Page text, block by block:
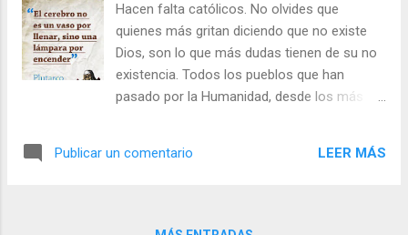
puede crear el hombre? Pero la razón jamás
podrá meter en ella a Dios. ¿Intentas meter
el mar en un cubo? ¿Te dejas arrastrar por lo
racional? Julián Escobar. | Lecturas del Día
(+ Leer ). | Evangelio y Meditación (+ Leer ) | |
Vísperas (+ Leer ) |
Hacen falta católicos. No olvides que
quienes más gritan diciendo que no existe
Dios, son lo que más dudas tienen de su no
existencia. Todos los pueblos que han
pasado por la Humanidad, desde los más
creador y ordenador de todas las cosas.
sin fortificaciones, sin magistrados, sin
Publicar un comentario LEER MÁS